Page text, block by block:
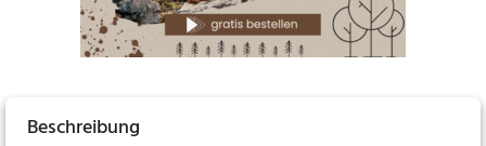
Beschreibung